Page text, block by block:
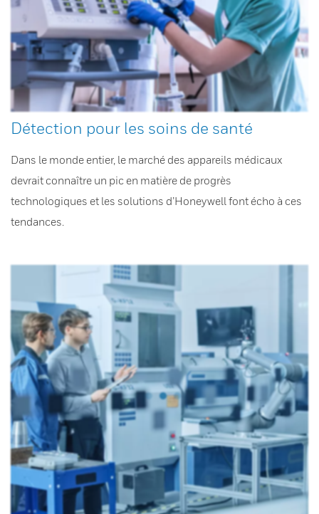
Détection pour les soins de santé
Dans le monde entier, le marché des appareils médicaux
devrait connaître un pic en matière de progrès
technologiques et les solutions d’Honeywell font écho à ces
tendances.